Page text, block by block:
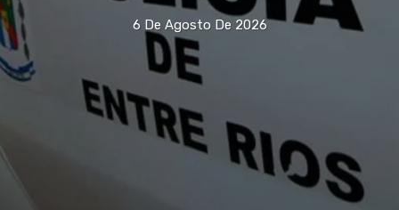
6 De Agosto De 2026